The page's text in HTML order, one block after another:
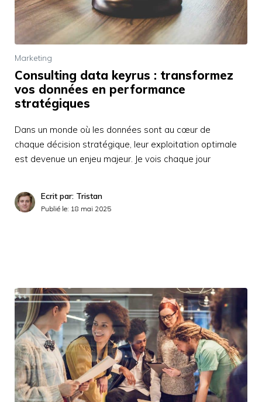
Marketing
Consulting data keyrus : transformez
vos données en performance
stratégiques
Dans un monde où les données sont au cœur de
chaque décision stratégique, leur exploitation optimale
est devenue un enjeu majeur. Je vois chaque jour
Ecrit par: Tristan
Publié le: 18 mai 2025